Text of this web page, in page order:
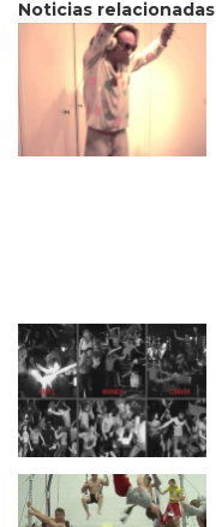
Noticias relacionadas